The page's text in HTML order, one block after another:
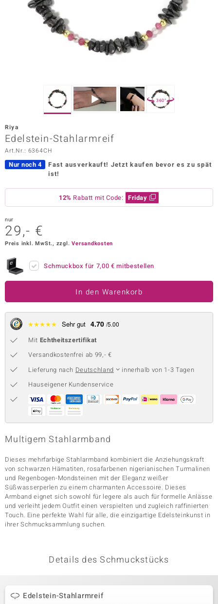
Edition
Vogue
Paraíso
BY DE MELO
Collection
Classics
360°
Riya
Edelstein-Stahlarmreif
Art.Nr.: 6364CH
Nur noch 4 Fast ausverkauft! Jetzt kaufen bevor es zu spät
ist!
12% Rabatt mit Code: Friday
nur
29,- €
Preis inkl. MwSt., zzgl.Versandkosten
Schmuckbox für 7,00 € mitbestellen
In den Warenkorb
★★★★★ Sehr gut 4.70 /5.00
Mit Echtheitszertifikat
Versandkostenfrei ab 99,- €
Lieferung nach Deutschland
innerhalb von 1-3 Tagen
Hauseigener Kundenservice
Multigem Stahlarmband
Dieses mehrfarbige Stahlarmband kombiniert die Anziehungskraft
von schwarzen Hämatiten, rosafarbenen nigerianischen Turmalinen
und Regenbogen-Mondsteinen mit der Eleganz weißer
Süßwasserperlen zu einem charmanten Accessoire. Dieses
Armband eignet sich sowohl für legere als auch für formelle Anlässe
und verleiht jedem Outfit einen verspielten und zugleich raffinierten
Touch. Eine perfekte Wahl für alle, die einzigartige Edelsteinkunst in
ihrer Schmucksammlung suchen.
Details des Schmuckstücks
Edelstein-Stahlarmreif